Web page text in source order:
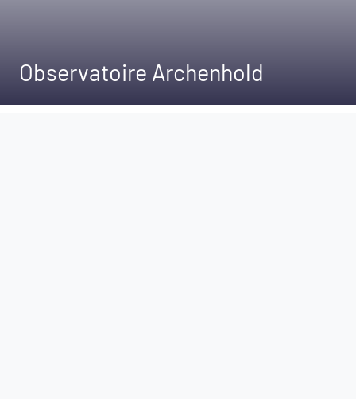
Observatoire Archenhold